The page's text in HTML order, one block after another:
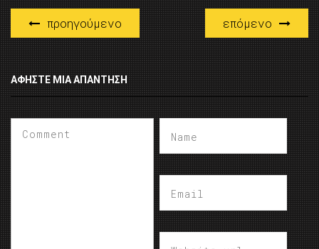
προηγούμενο επόμενο
ΑΦΉΣΤΕ ΜΙΑ ΑΠΆΝΤΗΣΗ